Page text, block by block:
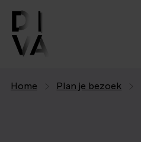
Home Plan je bezoek